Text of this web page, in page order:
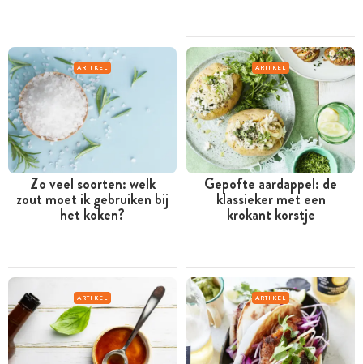
ARTIKEL
Zo veel soorten: welk
zout moet ik gebruiken bij
het koken?
ARTIKEL
Gepofte aardappel: de
klassieker met een
krokant korstje
ARTIKEL ARTIKEL